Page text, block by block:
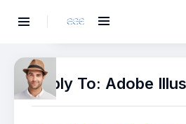
Reply To: Adobe